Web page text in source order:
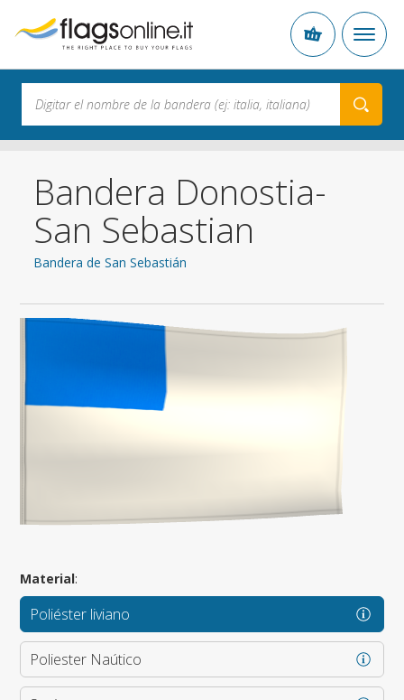
Bandera Donostia-
San Sebastian
Bandera de San Sebastián
Material:
Poliéster liviano
Poliester Naútico